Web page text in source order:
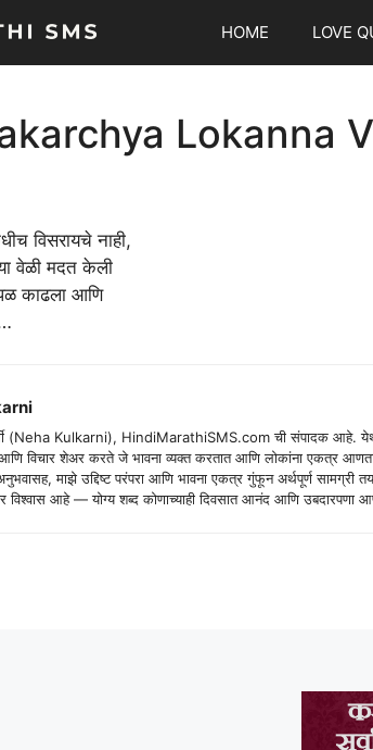
HOME LOVE
Lokanna
विसरायचे नाही,
वेळी मदत केली
काढला आणि
(Neha Kulkarni), HindiMarathiSMS.com ची संपादक आहे. येथे
विचार शेअर करते जे भावना व्यक्त करतात आणि लोकांना एकत्र
माझे उद्दिष्ट परंपरा आणि भावना एकत्र गुंफून अर्थपूर्ण सामग्री
विश्वास आहे — योग्य शब्द कोणाच्याही दिवसात आनंद आणि उबदारपणा